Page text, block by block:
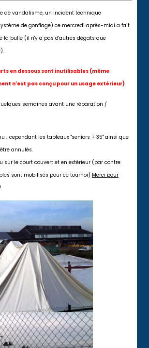
de vandalisme, un incident technique
de gonflage) ce mercredi après-midi a fait
la bulle (il n'y a pas d'autres dégats que
en dessous sont inutilisables (même
n'est pas conçu pour un usage extérieur)
semaines avant une réparation /
; cependant les tableaux "seniors + 35" ainsi que
annulés.
sur le court couvert et en extérieur (par contre
sont mobilisés pour ce tournoi) Merci pour
!